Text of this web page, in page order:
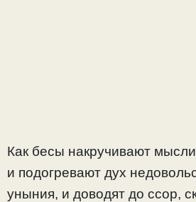
Как бесы накручивают
и подогревают дух
уныния, и доводят до ссор,